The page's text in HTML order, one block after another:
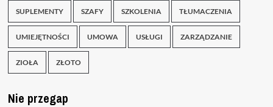
SUPLEMENTY SZAFY SZKOLENIA TŁUMACZENIA
UMIEJĘTNOŚCI UMOWA USŁUGI ZARZĄDZANIE
ZIOŁA ZŁOTO
Nie przegap